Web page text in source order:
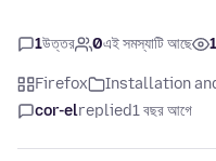
1উত্তর 0এই সমস্যাটি আছে
Firefox Installation
cor-elreplied1 বছর আগে